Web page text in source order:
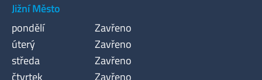
Jižní Město
pondělí
Zavřeno
úterý
Zavřeno
středa
Zavřeno
čtvrtek
Zavřeno